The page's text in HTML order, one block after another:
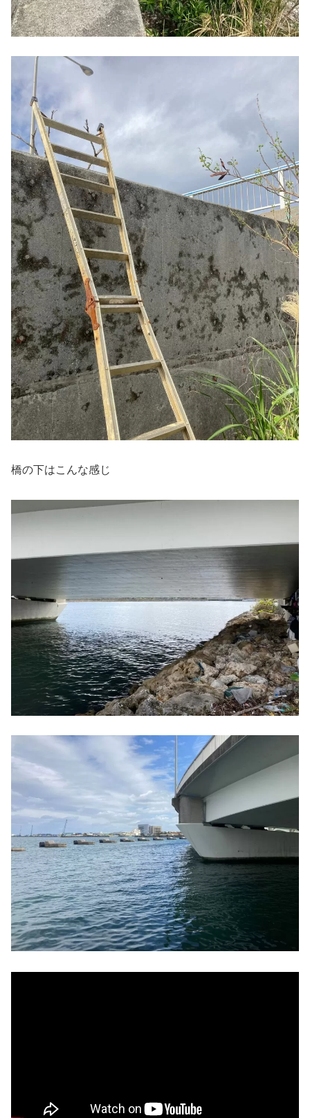
橋の下はこんな感じ